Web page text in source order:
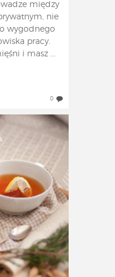
między
nie
wygodnego
pracy.
i masz ...
0